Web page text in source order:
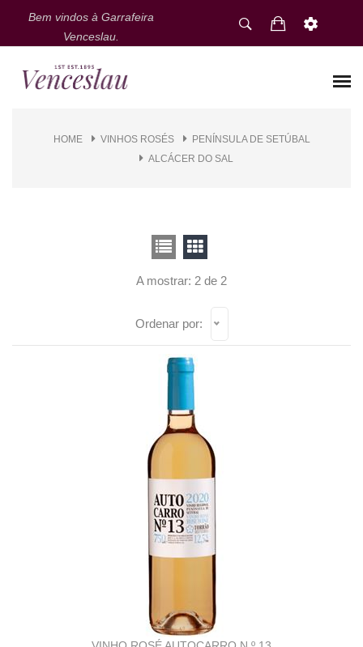
Bem vindos à Garrafeira
Venceslau.
HOME VINHOS ROSÉS
PENÍNSULA DE SETÚBAL
ALCÁCER DO SAL
A mostrar: 2 de 2
Ordenar por: